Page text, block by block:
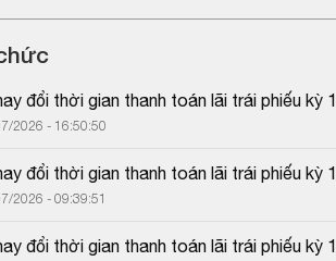
đổi thời gian thanh toán lãi trái phiếu kỳ
2026 - 16:50:50
đổi thời gian thanh toán lãi trái phiếu kỳ
2026 - 09:39:51
đổi thời gian thanh toán lãi trái phiếu kỳ